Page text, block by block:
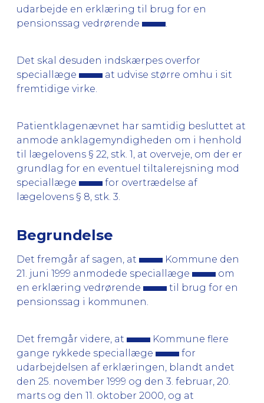
udarbejde en erklæring til brug for en
pensionssag vedrørende
Det skal desuden indskærpes overfor
speciallæge
at udvise større omhu i sit
fremtidige virke.
Patientklagenævnet har samtidig besluttet at
anmode anklagemyndigheden om i henhold
til lægelovens § 22, stk. 1, at overveje, om der er
grundlag for en eventuel tiltalerejsning mod
speciallæge
for overtrædelse af
lægelovens § 8, stk. 3.
Begrundelse
Det fremgår af sagen, at
Kommune den
21. juni 1999 anmodede speciallæge
om
en erklæring vedrørende
til brug for en
pensionssag i kommunen.
Det fremgår videre, at
Kommune flere
gange rykkede speciallæge
for
udarbejdelsen af erklæringen, blandt andet
den 25. november 1999 og den 3. februar, 20.
marts og den 11. oktober 2000, og at